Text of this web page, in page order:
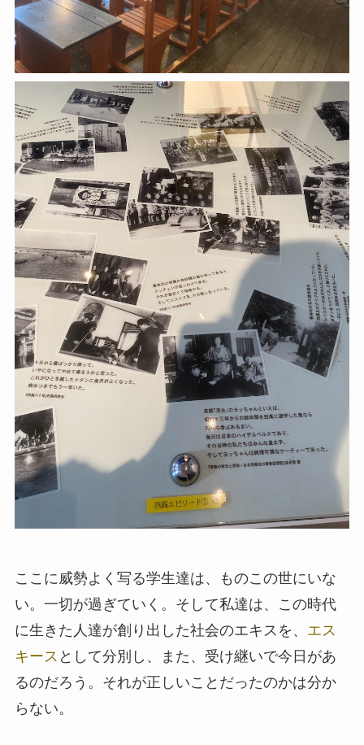
ここに威勢よく写る学生達は、ものこの世にいな
い。一切が過ぎていく。そして私達は、この時代
に生きた人達が創り出した社会のエキスを、 エス
キース として分別し、また、受け継いで今日があ
るのだろう。それが正しいことだったのかは分か
らない。